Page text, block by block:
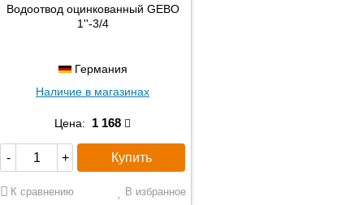
Водоотвод оцинкованный GEBO
1''-3/4
Германия
Наличие в магазинах
Цена: 1 168
- + Купить
К сравнению В избранное